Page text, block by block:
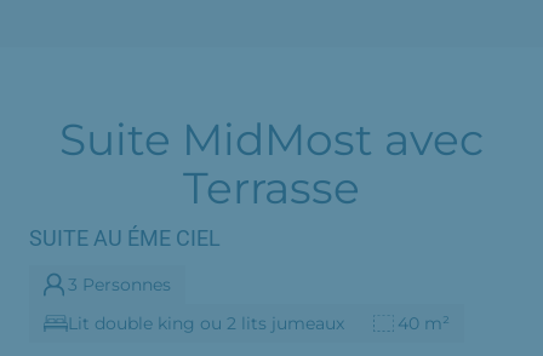
Suite MidMost avec
Terrasse
SUITE AU ÉME CIEL
3 Personnes
Lit double king ou 2 lits jumeaux
40 m²